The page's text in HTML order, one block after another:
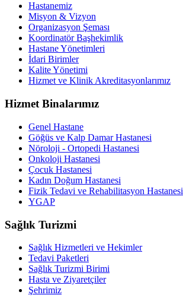
Hastanemiz
Misyon & Vizyon
Organizasyon Şeması
Koordinatör Başhekimlik
Hastane Yönetimleri
İdari Birimler
Kalite Yönetimi
Hizmet ve Klinik Akreditasyonlarımız
Hizmet Binalarımız
Genel Hastane
Göğüs ve Kalp Damar Hastanesi
Nöroloji - Ortopedi Hastanesi
Onkoloji Hastanesi
Çocuk Hastanesi
Kadın Doğum Hastanesi
Fizik Tedavi ve Rehabilitasyon Hastanesi
YGAP
Sağlık Turizmi
Sağlık Hizmetleri ve Hekimler
Tedavi Paketleri
Sağlık Turizmi Birimi
Hasta ve Ziyaretçiler
Şehrimiz